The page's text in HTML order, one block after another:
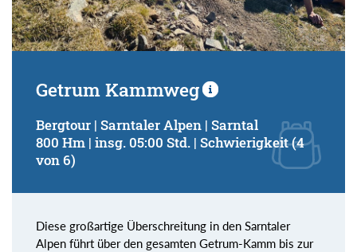
Getrum Kammweg
Bergtour | Sarntaler Alpen | Sarntal
800 Hm | insg. 05:00 Std. | Schwierigkeit (4
von 6)
Diese großartige Überschreitung in den Sarntaler
Alpen führt über den gesamten Getrum-Kamm bis zur